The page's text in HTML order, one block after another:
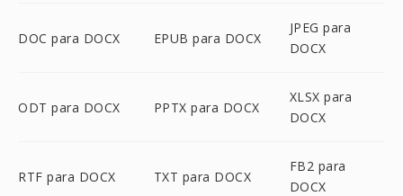
DOC para DOCX EPUB para DOCX
JPEG para
DOCX
ODT para DOCX PPTX para DOCX
XLSX para
DOCX
RTF para DOCX TXT para DOCX
FB2 para
DOCX